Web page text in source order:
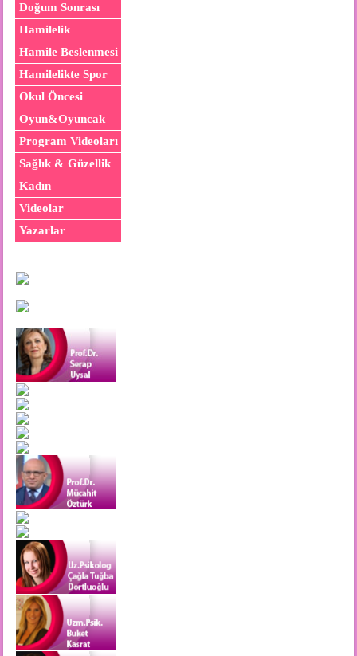
Doğum Sonrası
Hamilelik
Hamile Beslenmesi
Hamilelikte Spor
Okul Öncesi
Oyun&Oyuncak
Program Videoları
Sağlık & Güzellik
Kadın
Videolar
Yazarlar